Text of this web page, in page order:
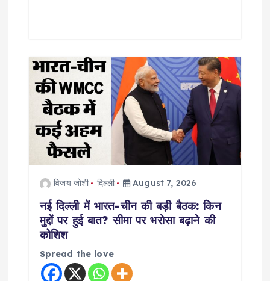
विजय जोशी दिल्ली August 7, 2026
नई दिल्ली में भारत-चीन की बड़ी बैठक: किन
मुद्दों पर हुई बात? सीमा पर भरोसा बढ़ाने की
कोशिश
Spread the love